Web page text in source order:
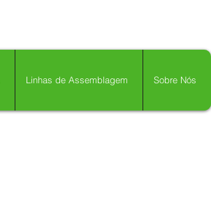
Linhas de Assemblagem Sobre Nós